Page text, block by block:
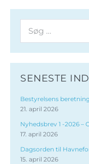
SENESTE
Bestyrelsens
21. april 2026
Nyhedsbrev 1 -2026
17. april 2026
Dagsorden til
15. april 2026